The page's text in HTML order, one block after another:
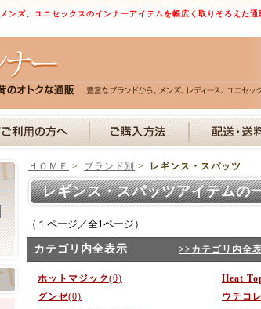
ンズ、ユニセックスのインナーアイテムを幅広く取りそろえた通
ＨＯＭＥ > ブランド別 > レギンス・スパッツ
レギンス・スパッツアイテム
（１ページ／全1ページ）
カテゴリ内全表示 >>カテゴリ内全
ホットマジック(0) Heat
グンゼ(0) ウチコレ